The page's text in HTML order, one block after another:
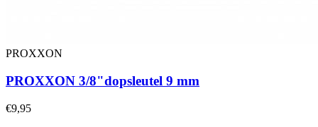
PROXXON
PROXXON 3/8"dopsleutel 9 mm
€9,95